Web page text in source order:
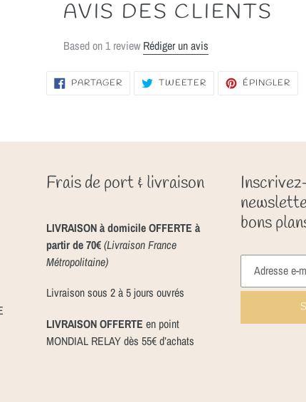
AVIS DES CLIENTS
Based on 1 review Rédiger un avis
PARTAGERPARTAGER
SUR
TWEETER TWEETERÉPINGLER
Frais de port & livraison
LIVRAISON à domicile OFFERTE à
partir de 70€(Livraison France
Métropolitaine)
Livraison sous 2 à 5 jours ouvrés
LIVRAISON OFFERTE en point
MONDIAL RELAY dès 55€ d’achats
bons